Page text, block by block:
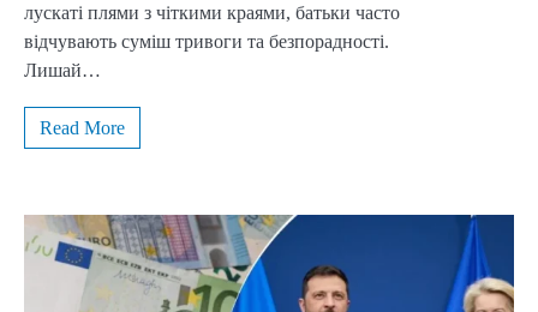
лускаті плями з чіткими краями, батьки часто
відчувають суміш тривоги та безпорадності.
Лишай…
Read More